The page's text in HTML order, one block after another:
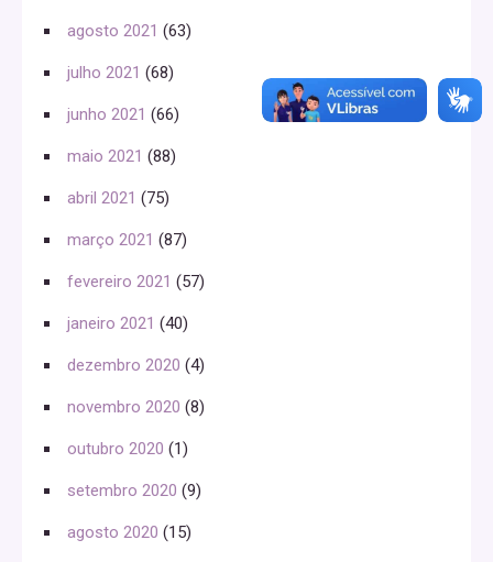
agosto 2021 (63)
julho 2021 (68)
junho 2021 (66)
maio 2021 (88)
abril 2021 (75)
março 2021 (87)
fevereiro 2021 (57)
janeiro 2021 (40)
dezembro 2020 (4)
novembro 2020 (8)
outubro 2020 (1)
setembro 2020 (9)
agosto 2020 (15)